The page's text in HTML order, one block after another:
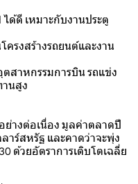
ด้ดี เหมาะกับงานประตู
ครงสร้างรถยนต์และงาน
ตสาหกรรมการบิน รถแข่ง
นสูง
ย่างต่อเนื่อง มูลค่าตลาดปี
ร์สหรัฐ และคาดว่าจะพุ่ง
ด้วยอัตราการเติบโตเฉลี่ย